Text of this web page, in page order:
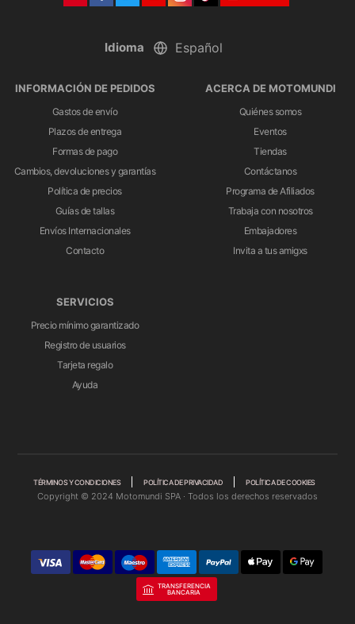
Idioma
INFORMACIÓN DE PEDIDOS
Gastos de envío
Plazos de entrega
Formas de pago
Cambios, devoluciones y garantías
Política de precios
Guías de tallas
Envíos Internacionales
Contacto
ACERCA DE MOTOMUNDI
Quiénes somos
Eventos
Tiendas
Contáctanos
Programa de Afiliados
Trabaja con nosotros
Embajadores
Invita a tus amigxs
SERVICIOS
Precio mínimo garantizado
Registro de usuarios
Tarjeta regalo
Ayuda
TÉRMINOS Y CONDICIONES POLÍTICA DE PRIVACIDAD POLÍTICA DE COOKIES
Copyright © 2024 Motomundi SPA · Todos los derechos reservados
TRANSFERENCIA
BANCARIA